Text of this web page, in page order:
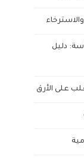
دليل
على الأرق